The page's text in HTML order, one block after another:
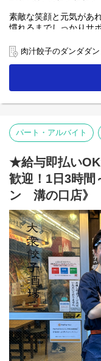
素敵な笑顔と元気があ
慣れるまでしっかりサ
【ホール】
「何もつけないで食べ
「肉汁焼餃子」を提供
お客様との距離、めっ
【キッチン】
未経験者の方にも無理
人気の「肉汁焼餃子」
「肉汁餃子のダンダダ
バイトも社員も全員が
フランクで楽しい環境
肉汁餃子のダンダダ
パート・アルバイト
★給与即払い
歓迎！1日3時
ン 溝の口店》